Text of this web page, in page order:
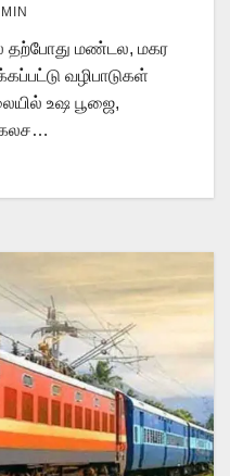
தற்போது மண்டல, மகர
வழிபாடுகள்
உஷ பூஜை,